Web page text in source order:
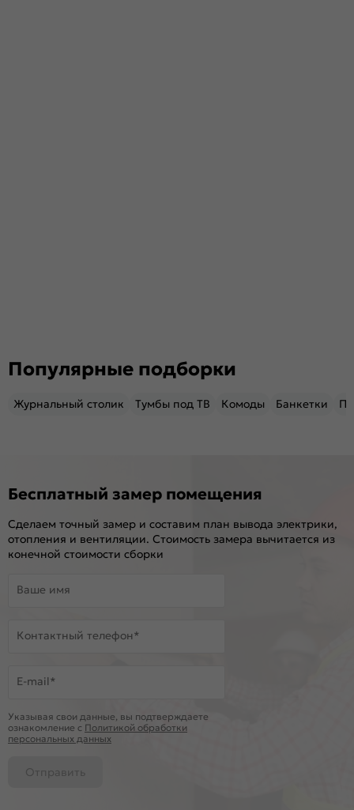
Популярные подборки
Журнальный столик Тумбы под ТВ Комоды Банкетки
Бесплатный замер помещения
Сделаем точный замер и составим план вывода электрики,
отопления и вентиляции. Стоимость замера вычитается из
конечной стоимости сборки
Ваше имя
Контактный телефон*
E-mail*
Указывая свои данные, вы подтверждаете
ознакомление c Политикой обработки
персональных данных
Отправить